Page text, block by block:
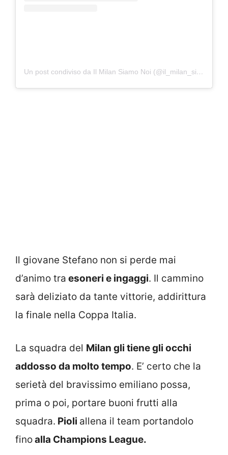
Un post condiviso da Il Milan Siamo Noi (@il_milan_siamo_noi)
Il giovane Stefano non si perde mai
d’animo tra esoneri e ingaggi. Il cammino
sarà deliziato da tante vittorie, addirittura
la finale nella Coppa Italia.
La squadra del Milan gli tiene gli occhi
addosso da molto tempo. E’ certo che la
serietà del bravissimo emiliano possa,
prima o poi, portare buoni frutti alla
squadra. Pioli allena il team portandolo
finoalla Champions League.